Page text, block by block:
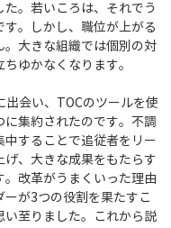
た。若いころは、それでう
す。しかし、職位が上がる
。大きな組織では個別の対
ゆかなくなります。
会い、TOCのツールを使
に集約されたのです。不調
中することで追従者をリー
げ、大きな成果をもたらす
。改革がうまくいった理由
ーが3つの役割を果たすこ
い至りました。これから説